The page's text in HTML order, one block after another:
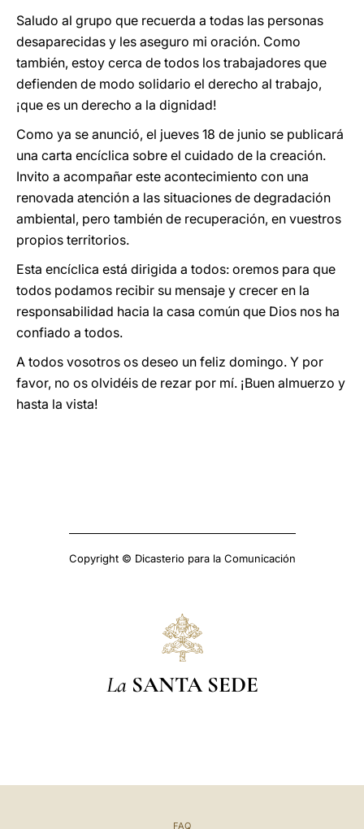
Saludo al grupo que recuerda a todas las personas
desaparecidas y les aseguro mi oración. Como
también, estoy cerca de todos los trabajadores que
defienden de modo solidario el derecho al trabajo,
¡que es un derecho a la dignidad!
Como ya se anunció, el jueves 18 de junio se publicará
una carta encíclica sobre el cuidado de la creación.
Invito a acompañar este acontecimiento con una
renovada atención a las situaciones de degradación
ambiental, pero también de recuperación, en vuestros
propios territorios.
Esta encíclica está dirigida a todos: oremos para que
todos podamos recibir su mensaje y crecer en la
responsabilidad hacia la casa común que Dios nos ha
confiado a todos.
A todos vosotros os deseo un feliz domingo. Y por
favor, no os olvidéis de rezar por mí. ¡Buen almuerzo y
hasta la vista!
Copyright © Dicasterio para la Comunicación
La SANTA SEDE
FAQ